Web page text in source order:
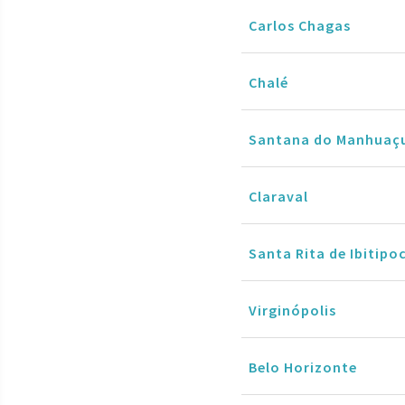
Carlos Chagas
Chalé
Santana do
Claraval
Santa Rita de
Virginópolis
Belo Horizonte